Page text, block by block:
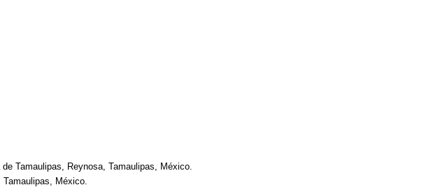
Tamaulipas, Reynosa, Tamaulipas, México.
México.